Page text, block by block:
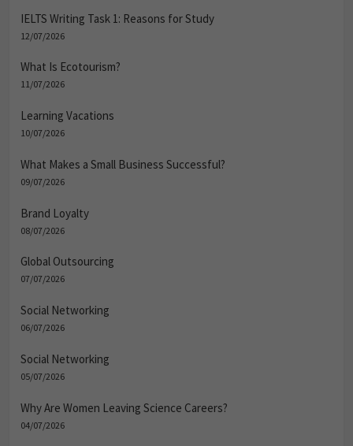
IELTS Writing Task 1: Reasons for Study
12/07/2026
What Is Ecotourism?
11/07/2026
Learning Vacations
10/07/2026
What Makes a Small Business Successful?
09/07/2026
Brand Loyalty
08/07/2026
Global Outsourcing
07/07/2026
Social Networking
06/07/2026
Social Networking
05/07/2026
Why Are Women Leaving Science Careers?
04/07/2026